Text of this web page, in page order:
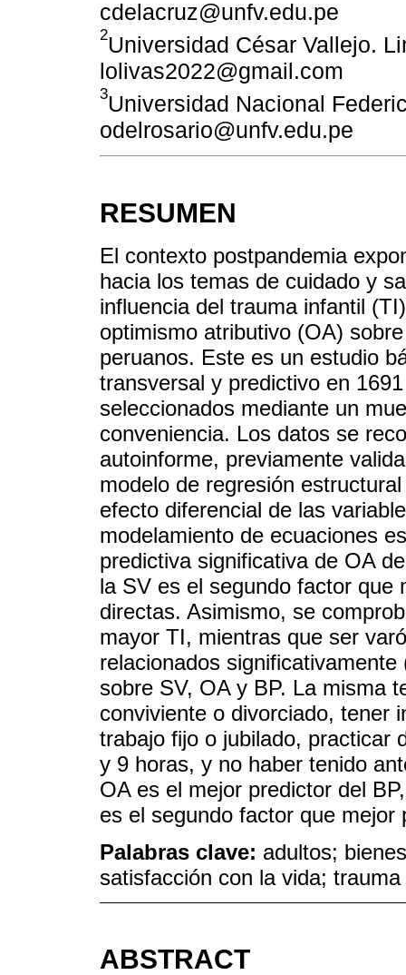
cdelacruz@unfv.edu.pe
2Universidad César Vallejo.
lolivas2022@gmail.com
3Universidad Nacional
odelrosario@unfv.edu.pe
RESUMEN
El contexto postpandemia
hacia los temas de cuidado y
influencia del trauma infantil
optimismo atributivo (OA)
peruanos. Este es un estudio
transversal y predictivo en
seleccionados mediante un
conveniencia. Los datos se
autoinforme, previamente
modelo de regresión
efecto diferencial de las
modelamiento de ecuaciones
predictiva significativa de OA
la SV es el segundo factor que
directas. Asimismo, se
mayor TI, mientras que ser
relacionados significativamente
sobre SV, OA y BP. La misma
conviviente o divorciado, tener
trabajo fijo o jubilado, practicar
y 9 horas, y no haber tenido
OA es el mejor predictor del
es el segundo factor que
Palabras clave: adultos;
satisfacción con la vida;
ABSTRACT